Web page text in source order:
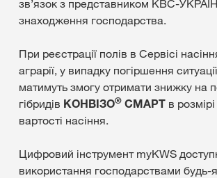
зв’язок з представником КВС-
знаходження господарства.
При реєстрації полів в Сервісі
аграрії, у випадку погіршення
матимуть змогу отримати знижку на
гібридів КОНВІЗО® СМАРТ в
вартості насіння.
Цифровий інструмент myKWS
використання господарствами будь-